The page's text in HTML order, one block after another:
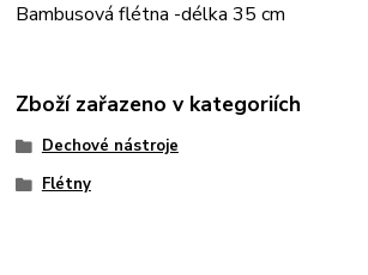
Bambusová flétna -délka 35 cm
Zboží zařazeno v kategoriích
Dechové nástroje
Flétny